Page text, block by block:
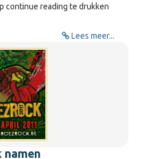
continue reading te drukken
Lees meer...
namen